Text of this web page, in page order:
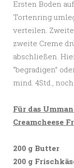
Ersten Boden
Tortenring
verteilen.
zweite Creme
abschließen.
“begradigen”
mind. 4Std.,
Für das
Creamcheese
200 g Butter
200 g